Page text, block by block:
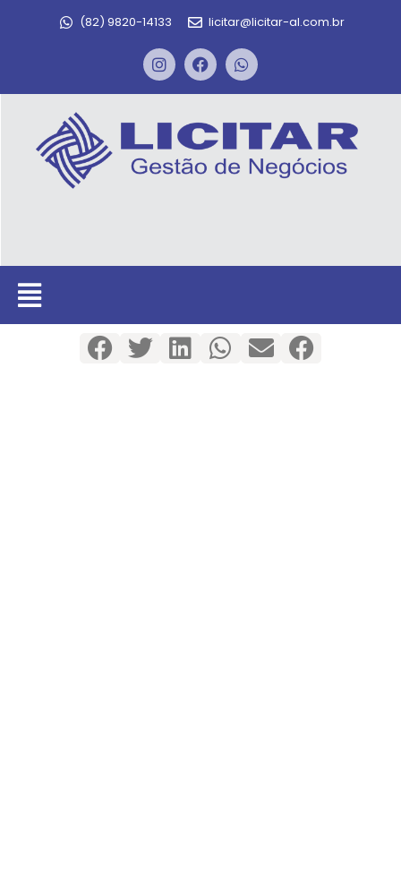
(82) 9820-14133 licitar@licitar-al.com.br